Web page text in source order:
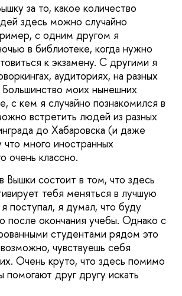
за то, какое количество
здесь можно случайно
с одним другом я
в библиотеке, когда нужно
к экзамену. С другими я
аудиториях, на разных
моих нынешних
с кем я случайно познакомился в
встретить людей из разных
до Хабаровска (и даже
много иностранных
очень классно.
состоит в том, что здесь
тебя меняться в лучшую
поступал, я думал, что буду
после окончания учебы. Однако с
студентами рядом это
чувствуешь себя
Очень круто, что здесь помимо
помогают друг другу искать